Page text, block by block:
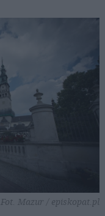
Fot. Mazur / episkopat.pl